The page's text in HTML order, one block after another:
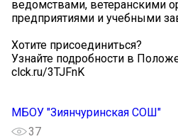
ведомствами, ветеранскими
предприятиями и учебными
Хотите присоединиться?
Узнайте подробности в
clck.ru/3TJFnK
МБОУ "Зиянчуринская СОШ"
37